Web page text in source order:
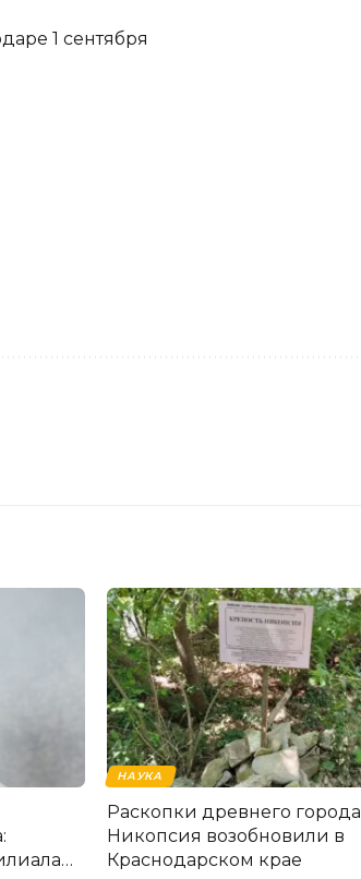
1 сентября
НАУКА
Раскопки древнего города
Никопсия возобновили в
Краснодарском крае